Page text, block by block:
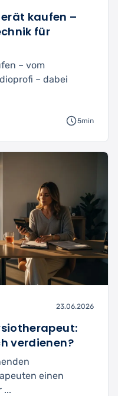
kaufen –
für
– vom
– dabei
5min
23.06.2026
verdienen?
einen
...